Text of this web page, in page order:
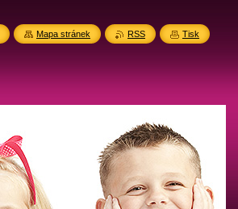
Mapa stránek RSS Tisk